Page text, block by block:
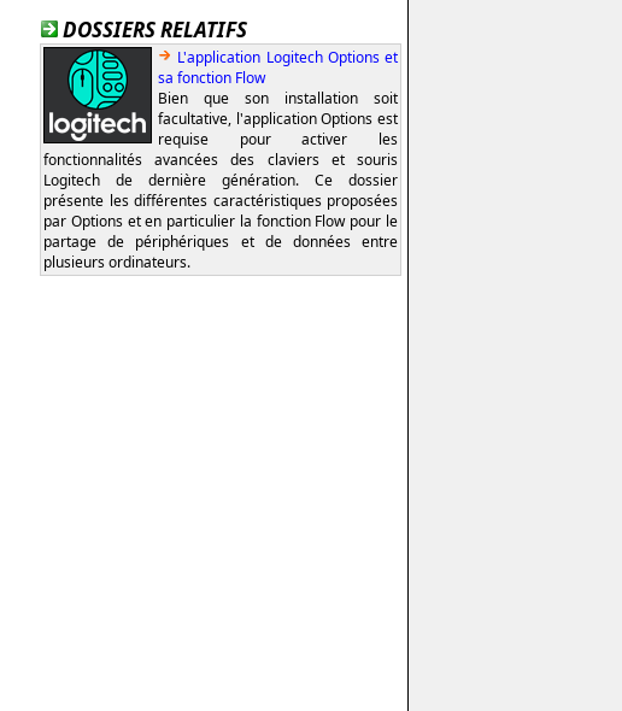
DOSSIERS RELATIFS
L'application Logitech Options et
sa fonction Flow
Bien que son installation soit
facultative, l'application Options est
requise pour activer les
fonctionnalités avancées des claviers et souris
Logitech de dernière génération. Ce dossier
présente les différentes caractéristiques proposées
par Options et en particulier la fonction Flow pour le
partage de périphériques et de données entre
plusieurs ordinateurs.